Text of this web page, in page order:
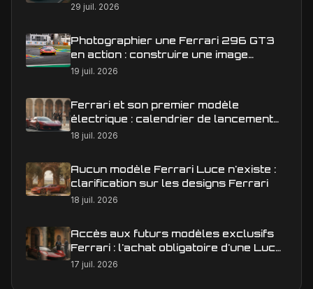
29 juil. 2026
Photographier une Ferrari 296 GT3
en action : construire une image
éditoriale qui raconte la course
19 juil. 2026
Ferrari et son premier modèle
électrique : calendrier de lancement
en Europe
18 juil. 2026
Aucun modèle Ferrari Luce n'existe :
clarification sur les designs Ferrari
18 juil. 2026
Accès aux futurs modèles exclusifs
Ferrari : l'achat obligatoire d'une Luce
est-il une réalité ?
17 juil. 2026